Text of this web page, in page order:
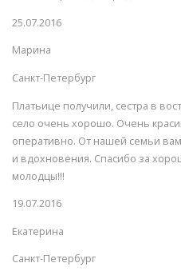
25.07.2016
Марина
Санкт-Петербург
Платьице получили, сестра в
село очень хорошо. Очень
оперативно. От нашей семьи
и вдохновения. Спасибо за
молодцы!!!
19.07.2016
Екатерина
Санкт-Петербург